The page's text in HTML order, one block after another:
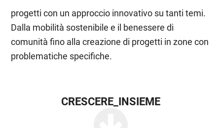
progetti con un approccio innovativo su tanti temi.
Dalla mobilità sostenibile e il benessere di
comunità fino alla creazione di progetti in zone con
problematiche specifiche.
CRESCERE_INSIEME